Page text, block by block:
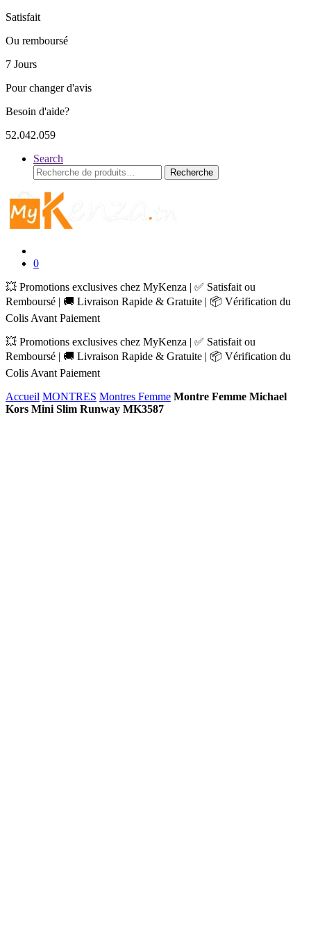
Satisfait
Ou remboursé
7 Jours
Pour changer d'avis
Besoin d'aide?
52.042.059
Search
Recherche
pour :
Recherche
0
💥 Promotions exclusives chez MyKenza | ✅ Satisfait ou
Remboursé | 🚚 Livraison Rapide & Gratuite | 📦 Vérification du
Colis Avant Paiement
💥 Promotions exclusives chez MyKenza | ✅ Satisfait ou
Remboursé | 🚚 Livraison Rapide & Gratuite | 📦 Vérification du
Colis Avant Paiement
Accueil MONTRES Montres Femme Montre Femme Michael
Kors Mini Slim Runway MK3587